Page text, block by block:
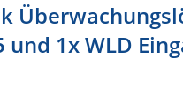
und 1x WLD